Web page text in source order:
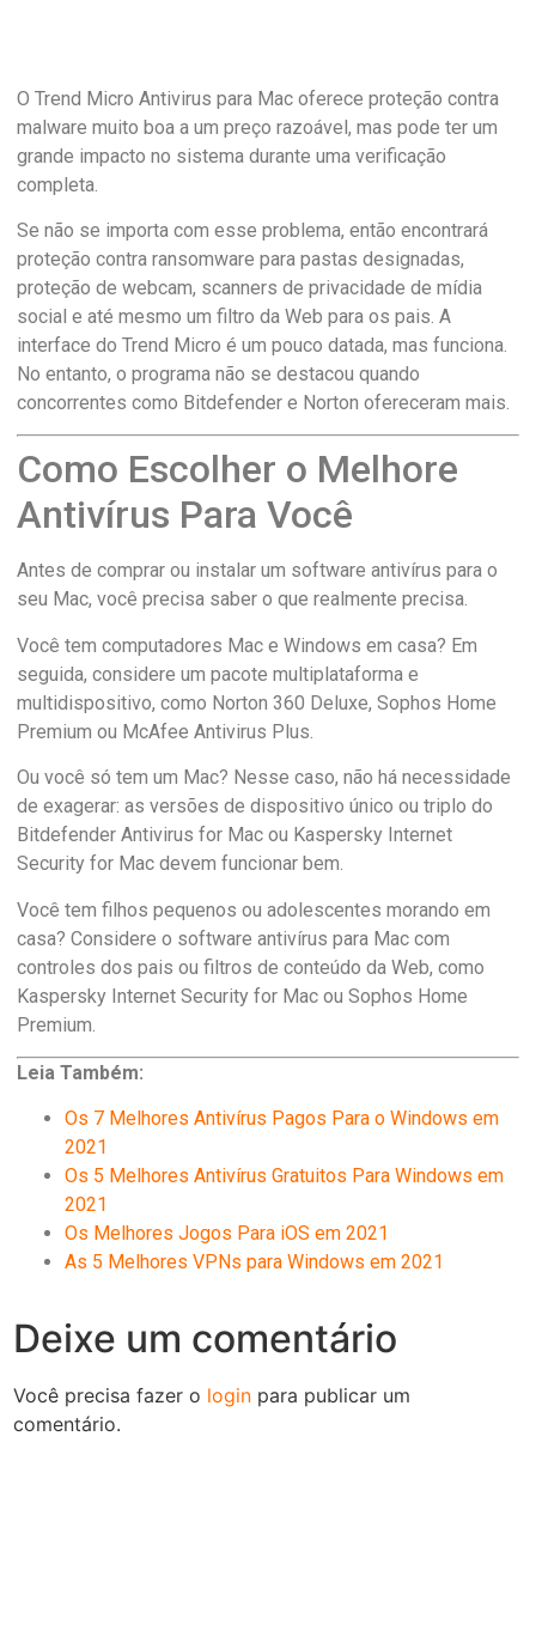
O Trend Micro Antivirus para Mac oferece proteção contra
malware muito boa a um preço razoável, mas pode ter um
grande impacto no sistema durante uma verificação
completa.
Se não se importa com esse problema, então encontrará
proteção contra ransomware para pastas designadas,
proteção de webcam, scanners de privacidade de mídia
social e até mesmo um filtro da Web para os pais. A
interface do Trend Micro é um pouco datada, mas funciona.
No entanto, o programa não se destacou quando
concorrentes como Bitdefender e Norton ofereceram mais.
Como Escolher o Melhore
Antivírus Para Você
Antes de comprar ou instalar um software antivírus para o
seu Mac, você precisa saber o que realmente precisa.
Você tem computadores Mac e Windows em casa? Em
seguida, considere um pacote multiplataforma e
multidispositivo, como Norton 360 Deluxe, Sophos Home
Premium ou McAfee Antivirus Plus.
Ou você só tem um Mac? Nesse caso, não há necessidade
de exagerar: as versões de dispositivo único ou triplo do
Bitdefender Antivirus for Mac ou Kaspersky Internet
Security for Mac devem funcionar bem.
Você tem filhos pequenos ou adolescentes morando em
casa? Considere o software antivírus para Mac com
controles dos pais ou filtros de conteúdo da Web, como
Kaspersky Internet Security for Mac ou Sophos Home
Premium.
Leia Também:
Os 7 Melhores Antivírus Pagos Para o Windows em
2021
Os 5 Melhores Antivírus Gratuitos Para Windows em
2021
Os Melhores Jogos Para iOS em 2021
As 5 Melhores VPNs para Windows em 2021
Deixe um comentário
Você precisa fazer o login para publicar um
comentário.